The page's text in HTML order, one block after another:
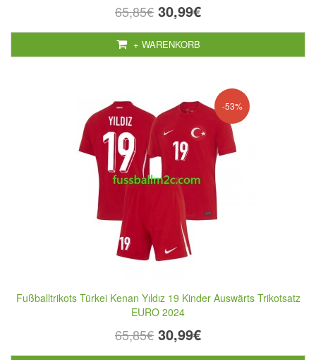
65,85€ 30,99€
+ WARENKORB
-53%
Fußballtrikots Türkei Kenan Yıldız 19 Kinder Auswärts Trikotsatz
EURO 2024
65,85€ 30,99€